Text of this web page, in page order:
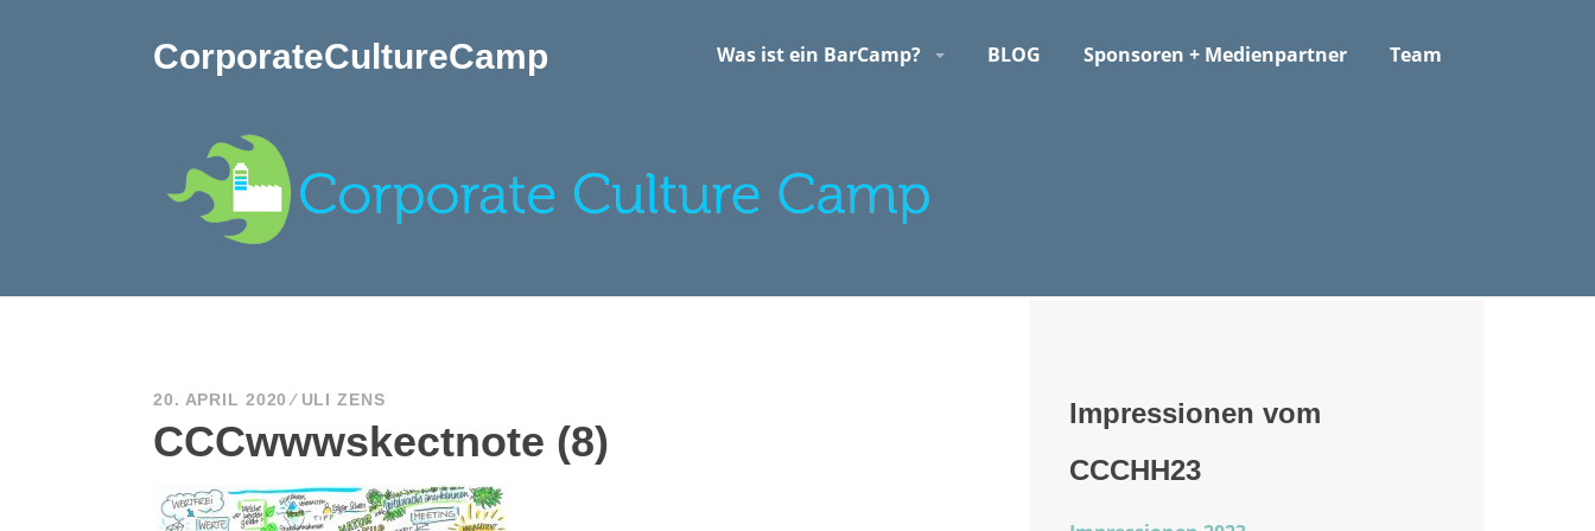
CorporateCultureCamp Was ist ein BarCamp? BLOG Sponsoren + Medienpartner Team
20. APRIL 2020 ULI ZENS
CCCwwwskectnote (8)
Impressionen vom
CCCHH23